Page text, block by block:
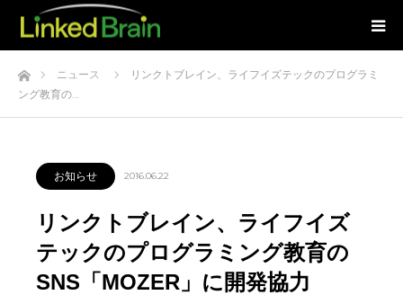
ホームニュース
リンクトブレイン、ライフイズテックのプログラミ
ング教育の…
お知らせ 2016.06.22
リンクトブレイン、ライフイズ
テックのプログラミング教育の
SNS「MOZER」に開発協力